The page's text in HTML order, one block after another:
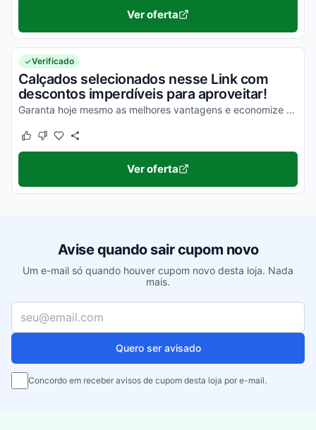
Ver oferta
Verificado
Calçados selecionados nesse Link com
descontos imperdíveis para aproveitar!
Garanta hoje mesmo as melhores vantagens e economize em todas as suas compras de uma forma simples!
Este cupom funcionou
Este cupom não funcionou
Ver oferta
Avise quando sair cupom novo
Um e-mail só quando houver cupom novo desta loja. Nada
mais.
Seu e-mail
Quero ser avisado
Concordo em receber avisos de cupom desta loja por e-mail.